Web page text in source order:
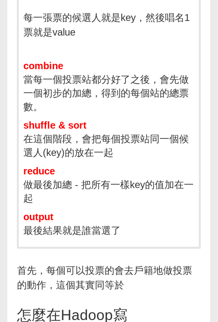
每一張票的候選人就是key，然後唱名1
票就是value
combine
當每一個投票站都分好了之後，會先做
一個初步的加總，得到的每個站的總票
數。
shuffle & sort
在這個階段，會把每個投票站同一個候
選人(key)的放在一起
reduce
做最後加總 - 把所有一樣key的值加在一
起
output
最後結果就是誰當選了
首先，每個可以投票的會去戶籍地做投票
的動作，這個其實同等於
怎麼在Hadoop寫